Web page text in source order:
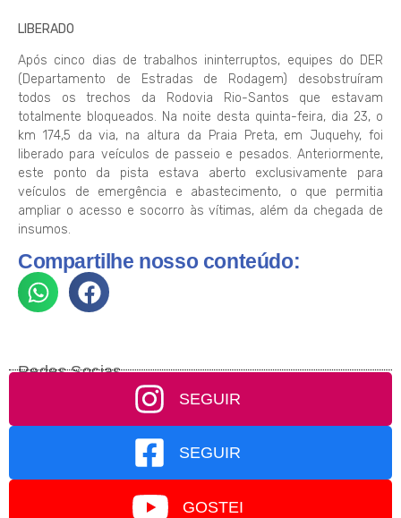
LIBERADO
Após cinco dias de trabalhos ininterruptos, equipes do DER
(Departamento de Estradas de Rodagem) desobstruíram
todos os trechos da Rodovia Rio-Santos que estavam
totalmente bloqueados. Na noite desta quinta-feira, dia 23, o
km 174,5 da via, na altura da Praia Preta, em Juquehy, foi
liberado para veículos de passeio e pesados. Anteriormente,
este ponto da pista estava aberto exclusivamente para
veículos de emergência e abastecimento, o que permitia
ampliar o acesso e socorro às vítimas, além da chegada de
insumos.
Compartilhe nosso conteúdo:
Redes Socias
SEGUIR
SEGUIR
GOSTEI